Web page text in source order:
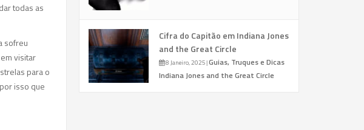
todas as
sofreu
visitar
para o
isso que
Cifra do Capitão em Indiana Jones
and the Great Circle
8 Janeiro, 2025|Guias, Truques e Dicas
Indiana Jones and the Great Circle